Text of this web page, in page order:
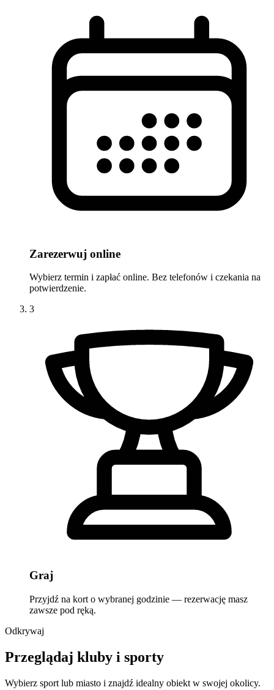
Zarezerwuj online
Wybierz termin i zapłać online. Bez telefonów i czekania na
potwierdzenie.
3
Graj
Przyjdź na kort o wybranej godzinie — rezerwację masz
zawsze pod ręką.
Odkrywaj
Przeglądaj kluby i sporty
Wybierz sport lub miasto i znajdź idealny obiekt w swojej okolicy.